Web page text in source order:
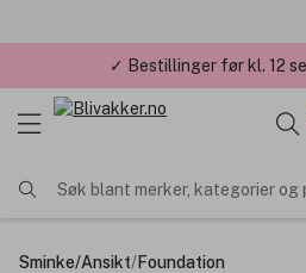
✓ Årets Nettbutikk
Søk blant merker, kategorier og
Sminke/Ansikt/Foundation